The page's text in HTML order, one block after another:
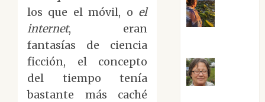
los que el móvil, o el
internet, eran
fantasías de ciencia
ficción, el concepto
del tiempo tenía
bastante más caché